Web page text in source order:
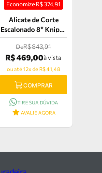
Economize R$374,91
Alicate de Corte
Escalonado 8'' Knipex
- 95 12 225
DeR$ 843,91
R$ 469,00à vista
ou até 12x de R$ 41,48
COMPRAR
TIRE SUA DÚVIDA
AVALIE AGORA